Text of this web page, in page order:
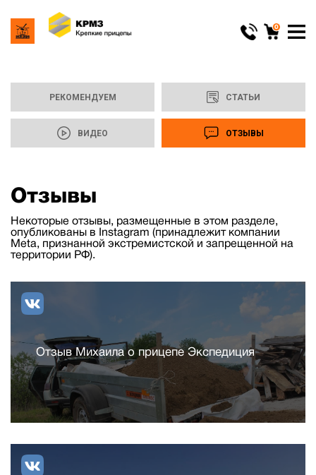
0
РЕКОМЕНДУЕМ СТАТЬИ
ВИДЕО ОТЗЫВЫ
Отзывы
Некоторые отзывы, размещенные в этом разделе,
опубликованы в Instagram (принадлежит компании
Meta, признанной экстремистской и запрещенной на
территории РФ).
Отзыв Михаила о прицепе Экспедиция